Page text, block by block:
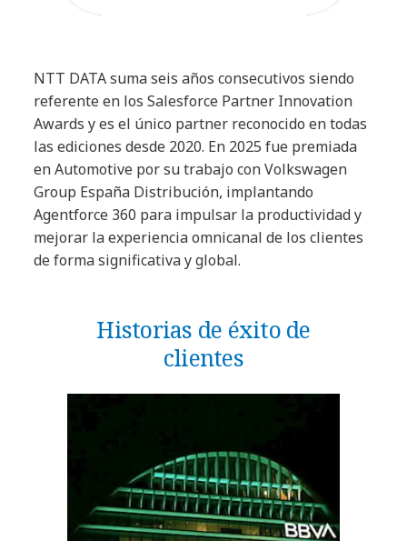
NTT DATA suma seis años consecutivos siendo
referente en los Salesforce Partner Innovation
Awards y es el único partner reconocido en todas
las ediciones desde 2020. En 2025 fue premiada
en Automotive por su trabajo con Volkswagen
Group España Distribución, implantando
Agentforce 360 para impulsar la productividad y
mejorar la experiencia omnicanal de los clientes
de forma significativa y global.
Historias de éxito de
clientes